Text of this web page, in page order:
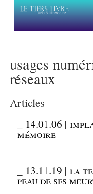
usages
réseaux
Articles
14.01.06 |
mémoire
13.11.19 | la
peau de ses